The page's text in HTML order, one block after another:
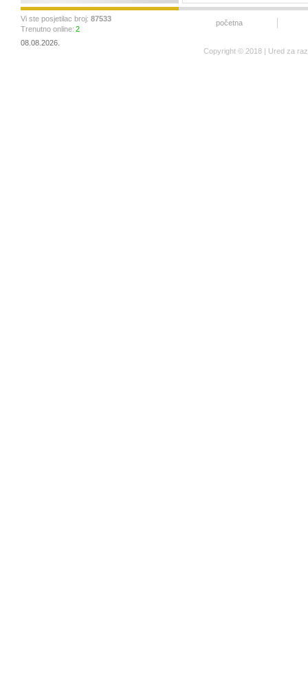
Vi ste posjetilac broj: 87533
Trenutno online: 2
08.08.2026.
početna
Copyright © 2018 | Ured za